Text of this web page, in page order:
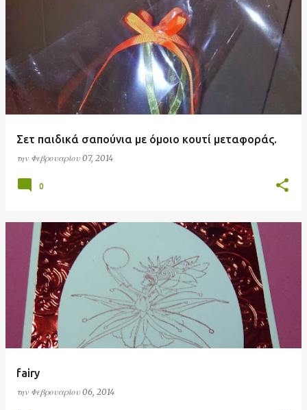
Σετ παιδικά σαπούνια με όμοιο κουτί μεταφοράς.
την Φεβρουαρίου 07, 2014
0
fairy
την Φεβρουαρίου 06, 2014